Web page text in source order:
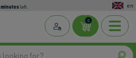
minutes left. en
0